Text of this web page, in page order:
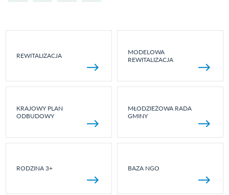
REWITALIZACJA
MODELOWA
REWITALIZACJA
KRAJOWY PLAN
ODBUDOWY
MŁODZIEŻOWA RADA
GMINY
RODZINA 3+ BAZA NGO